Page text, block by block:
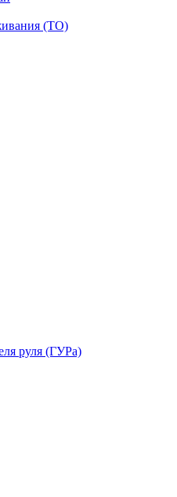
(ТО)
руля (ГУРа)